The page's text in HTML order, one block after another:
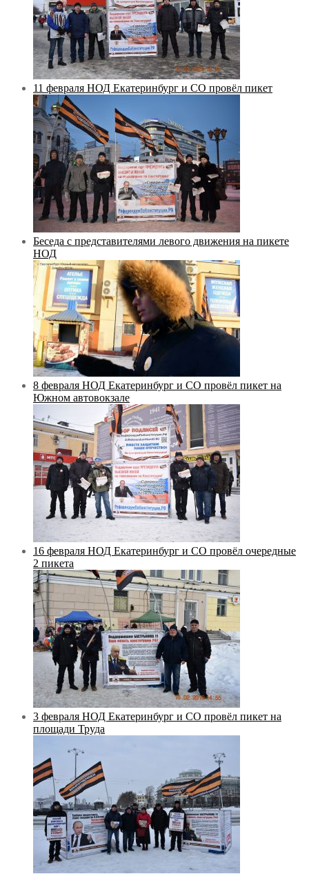
11 февраля НОД Екатеринбург и СО провёл пикет
Беседа с представителями левого движения на пикете
НОД
8 февраля НОД Екатеринбург и СО провёл пикет на
Южном автовокзале
16 февраля НОД Екатеринбург и СО провёл очередные
2 пикета
3 февраля НОД Екатеринбург и СО провёл пикет на
площади Труда